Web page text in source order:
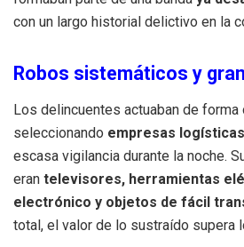
con un largo historial delictivo en la
Robos sistemáticos y
Los delincuentes actuaban de forma
seleccionando empresas
escasa vigilancia durante la noche.
eran televisores, herramientas
electrónico y objetos de fácil
total, el valor de lo sustraído supera